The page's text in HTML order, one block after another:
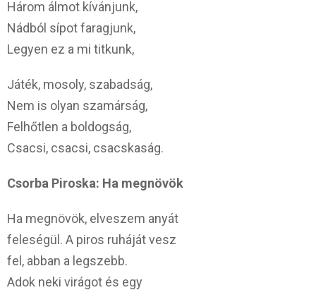
Három álmot kívánjunk,
Nádból sípot faragjunk,
Legyen ez a mi titkunk,
Játék, mosoly, szabadság,
Nem is olyan szamárság,
Felhőtlen a boldogság,
Csacsi, csacsi, csacskaság.
Csorba Piroska: Ha megnövök
Ha megnövök, elveszem anyát
feleségül. A piros ruháját vesz
fel, abban a legszebb.
Adok neki virágot és egy